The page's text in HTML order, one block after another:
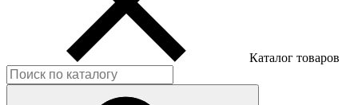
Каталог товаров